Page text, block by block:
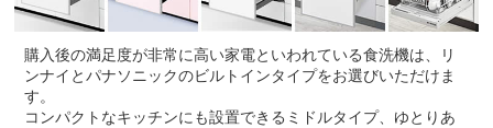
購入後の満足度が非常に高い家電といわれている食洗機は、リ
ンナイとパナソニックのビルトインタイプをお選びいただけま
す。
コンパクトなキッチンにも設置できるミドルタイプ、ゆとりあ